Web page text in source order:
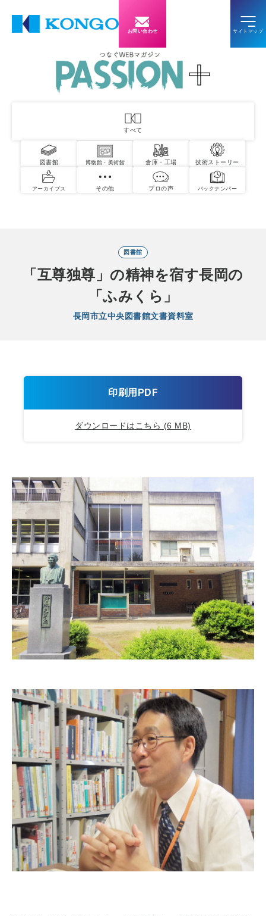
お問い合わせ
すべて
図書館 博物館・美術館 倉庫・工場 技術ストーリー
アーカイブス その他 プロの声 バックナンバー
図書館
「互尊独尊」の精神を宿す長岡の
「ふみくら」
長岡市立中央図書館文書資料室
印刷用PDF
ダウンロードはこちら (6 MB)